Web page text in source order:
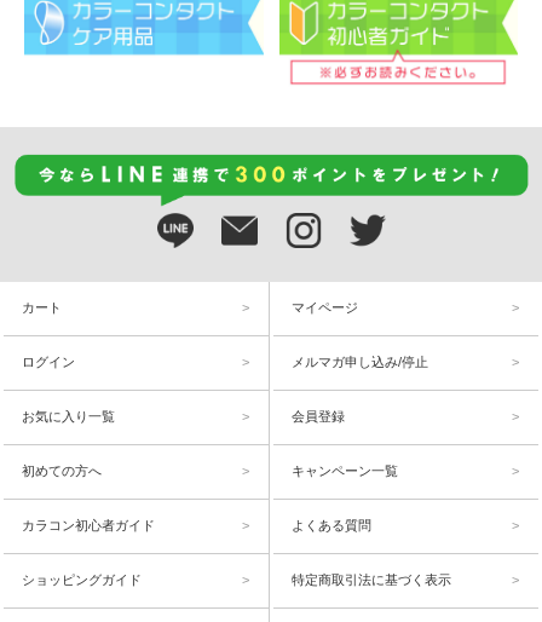
カート マイページ
ログイン メルマガ申し込み/停止
お気に入り一覧 会員登録
初めての方へ キャンペーン一覧
カラコン初心者ガイド よくある質問
ショッピングガイド 特定商取引法に基づく表示